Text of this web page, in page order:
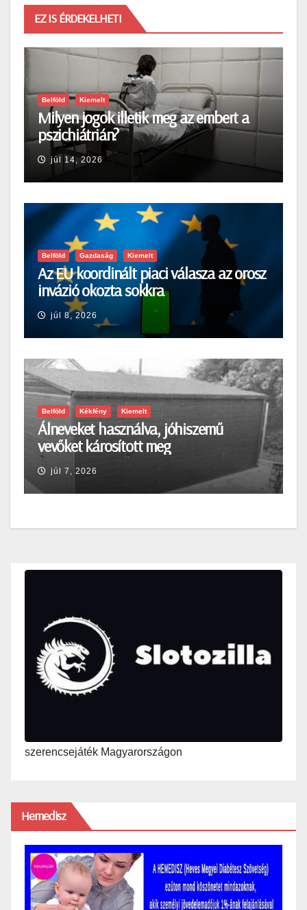
EZ IS ÉRDEKELHETI
Belföld Kiemelt
Milyen jogok illetik meg az embert a
pszichiátrián?
júl 14, 2026
Belföld Gazdaság Kiemelt
Az EU koordinált piaci válasza az orosz
invázió okozta sokkra
júl 8, 2026
Belföld Kékfény Kiemelt
Álneveket használva, jóhiszemű
vevőket károsított meg
júl 7, 2026
szerencsejáték Magyarországon
Hemedisz